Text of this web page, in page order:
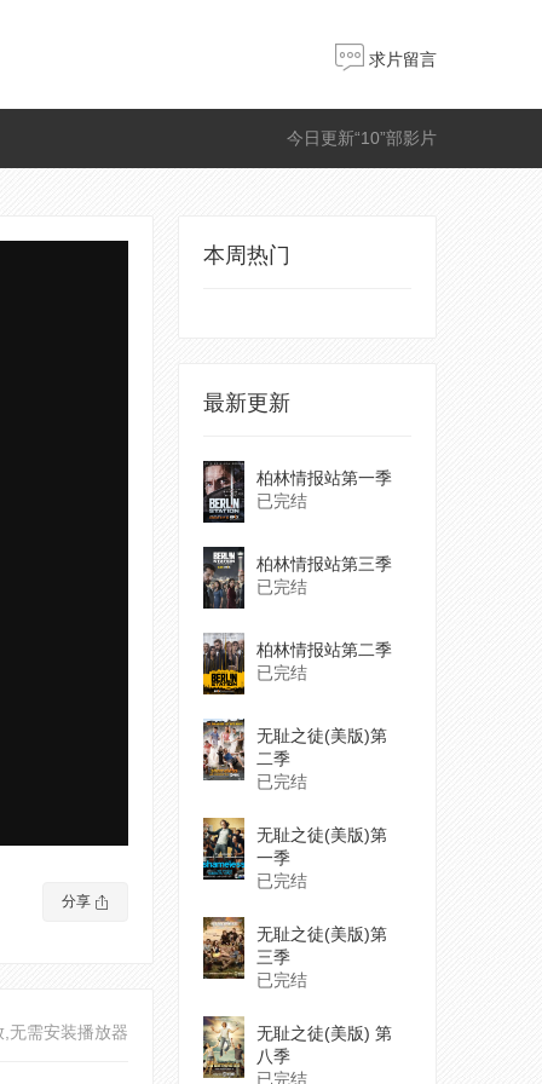
求片留言
今日更新“10”部影片
分享
,无需安装播放器
本周热门
最新更新
柏林情报站第一季
已完结
柏林情报站第三季
已完结
柏林情报站第二季
已完结
无耻之徒(美版)第
二季
已完结
无耻之徒(美版)第
一季
已完结
无耻之徒(美版)第
三季
已完结
无耻之徒(美版) 第
八季
已完结